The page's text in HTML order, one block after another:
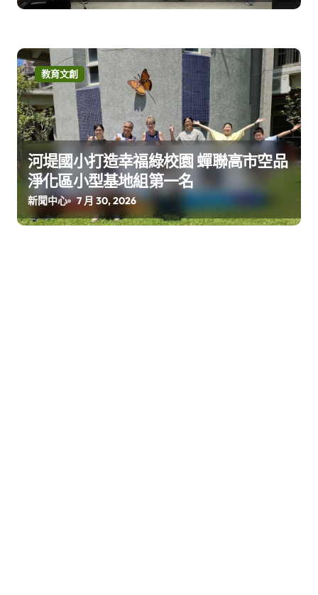
教育文創
河堤國小打造幸福綠校園 蟬聯高市空品
淨化區小型基地組第一名
新聞中心 7 月 30, 2026